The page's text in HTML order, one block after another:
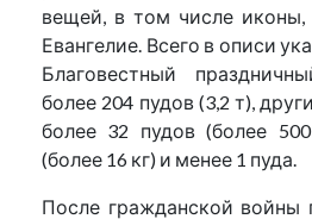
вещей, в том числе иконы,
Евангелие. Всего в описи
Благовестный
более 204 пудов (3,2 т),
более 32 пудов (более
(более 16 кг) и менее 1 пуда.
После гражданской войны